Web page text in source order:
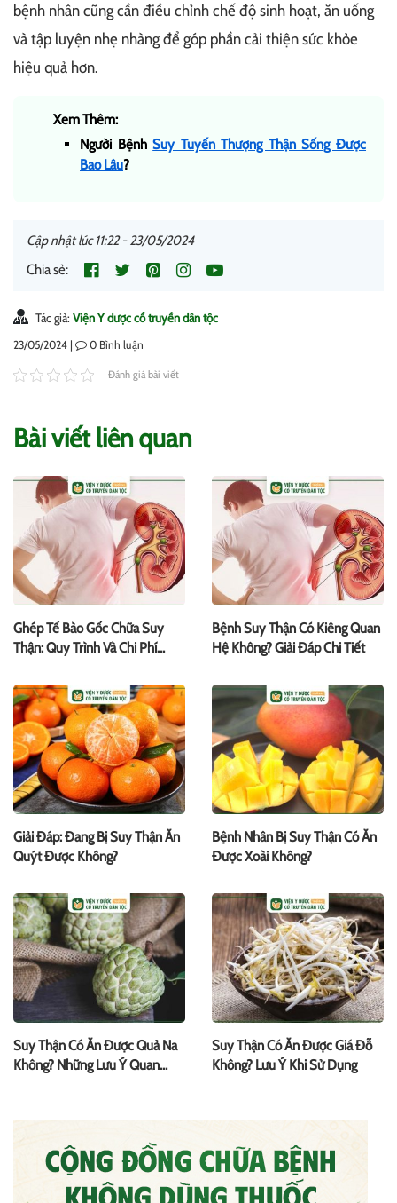
bệnh nhân cũng cần điều chỉnh chế độ sinh hoạt, ăn uống
và tập luyện nhẹ nhàng để góp phần cải thiện sức khỏe
hiệu quả hơn.
Xem Thêm:
Người BệnhSuy Tuyến Thượng Thận Sống Được
Bao Lâu?
Cập nhật lúc 11:22 - 23/05/2024
Chia sẻ:
Tác giả: Viện Y dược cổ truyền dân tộc
23/05/2024 | 0 Bình luận
Đánh giá bài viết
Bài viết liên quan
Ghép Tế Bào Gốc Chữa Suy
Thận: Quy Trình Và Chi Phí
Bệnh Suy Thận Có Kiêng Quan
Hệ Không? Giải Đáp Chi Tiết
Giải Đáp: Đang Bị Suy Thận Ăn
Quýt Được Không?
Bệnh Nhân Bị Suy Thận Có Ăn
Được Xoài Không?
Suy Thận Có Ăn Được Quả Na
Không? Những Lưu Ý Quan
Suy Thận Có Ăn Được Giá Đỗ
Không? Lưu Ý Khi Sử Dụng